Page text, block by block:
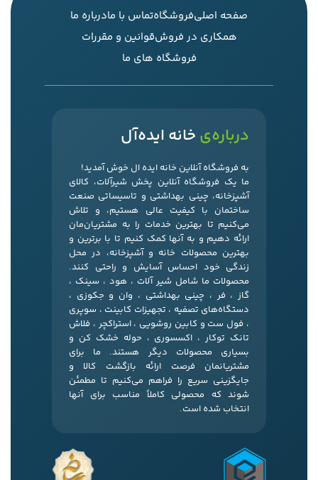
صفحه اصلیفروشگاهتماس با مادرباره ما
همکاری در فروشقوانین و مقررات
فروشگاه های ما
درباره‌ی خانه ایده‌آل
به فروشگاه آنلاین خانه ایده ال خوش آمدید!
ما یک فروشگاه آنلاین پخش شیرآلات، کالای
آشپزخانه، چینی بهداشتی و تاسیساتی صنعت
ساختمان با کیفیت عالی هستیم، و تلاش
می‌کنیم تا بهترین خدمات را به مشتریان‌مان
ارائه دهیم و به آنها کمک کنیم تا با برترین و
بهترین محصولات خانه و آشپزخانه، در محل
زندگی خود احساس آسایش و راحتی کنند.
محصولات ما شامل شیر آلات ، هود ، سینک ،
گاز ، فر ، چینی بهداشتی ، وان و جکوزی ،
دستگاه‌های تصفیه ، تجهیزات کابینت ، سوپری
، فول ست و کابین روشویی ، استراکچر ، فلاش
تانک توکار ، اکسسوری ، حوله خشک کن و
بسیاری محصولات دیگر هستند. ما برای
مشتریانمان فرصت ارائه بازگشت کالا و
جایگزینی سریع را فراهم می‌کنیم تا مطمئن
شوند که محصولی کاملاً مناسب برای آنها
انتخاب شده است.